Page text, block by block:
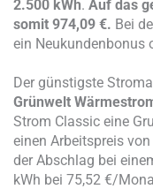
2.500 kWh. Auf das
somit 974,09 €. Bei
ein Neukundenbonus
Der günstigste
Grünwelt
Strom Classic eine
einen Arbeitspreis
der Abschlag bei
kWh bei 75,52 €/